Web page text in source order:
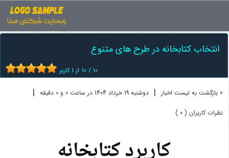
انتخاب کتابخانه در طرح های متنوع
انتخاب کتابخانه در طرح های متنوع
10 / 10 از 1کاربر
« بازگشت به لیست اخبار | دوشنبه 19 خرداد 1404 در ساعت 0 و 0 دقیقه |
نظرات کاربران ( 0 )